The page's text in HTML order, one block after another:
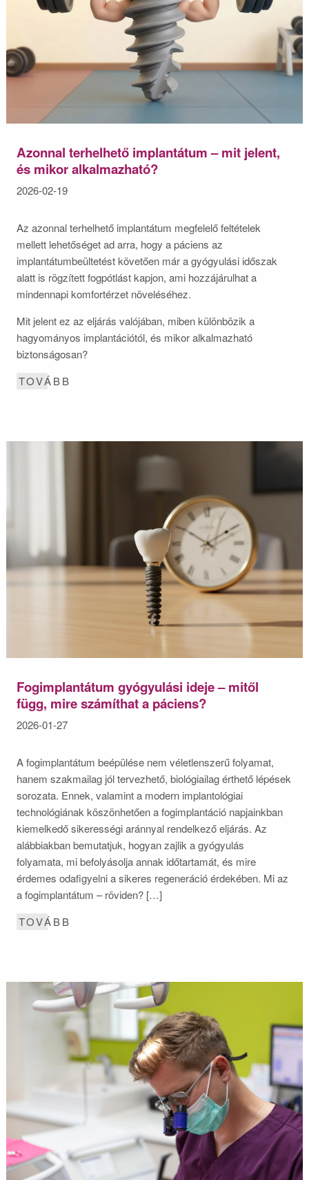
Azonnal terhelhető implantátum – mit jelent,
és mikor alkalmazható?
2026-02-19
Az azonnal terhelhető implantátum megfelelő feltételek
mellett lehetőséget ad arra, hogy a páciens az
implantátumbeültetést követően már a gyógyulási időszak
alatt is rögzített fogpótlást kapjon, ami hozzájárulhat a
mindennapi komfortérzet növeléséhez.
Mit jelent ez az eljárás valójában, miben különbözik a
hagyományos implantációtól, és mikor alkalmazható
biztonságosan?
TOVÁBB
Fogimplantátum gyógyulási ideje – mitől
függ, mire számíthat a páciens?
2026-01-27
A fogimplantátum beépülése nem véletlenszerű folyamat,
hanem szakmailag jól tervezhető, biológiailag érthető lépések
sorozata. Ennek, valamint a modern implantológiai
technológiának köszönhetően a fogimplantáció napjainkban
kiemelkedő sikerességi aránnyal rendelkező eljárás. Az
alábbiakban bemutatjuk, hogyan zajlik a gyógyulás
folyamata, mi befolyásolja annak időtartamát, és mire
érdemes odafigyelni a sikeres regeneráció érdekében. Mi az
a fogimplantátum – röviden? […]
TOVÁBB